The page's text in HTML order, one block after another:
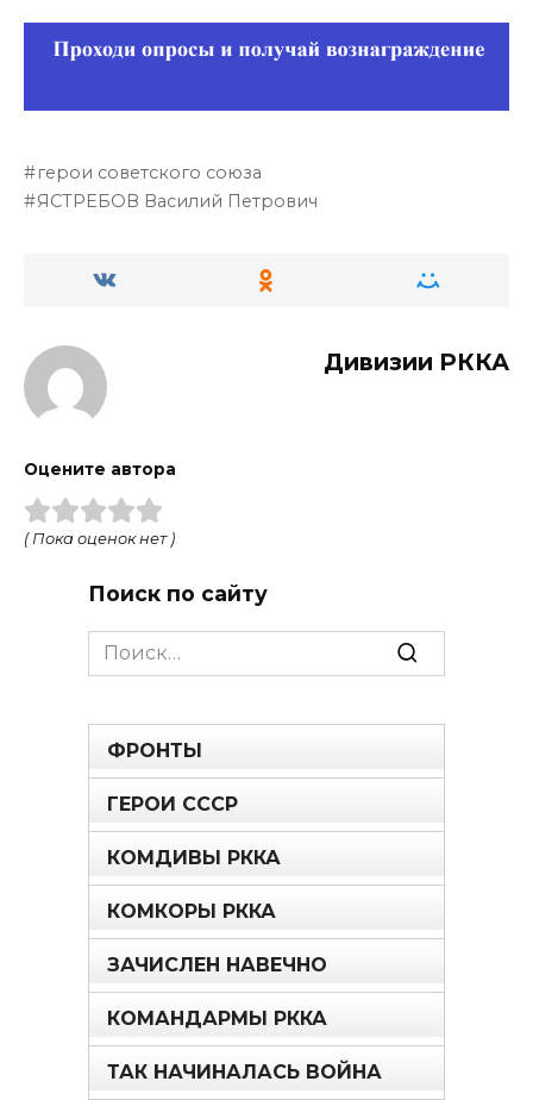
герои советского союза
ЯСТРЕБОВ Василий Петрович
Дивизии РККА
Оцените автора
( Пока оценок нет )
Поиск по сайту
Search
for:
ФРОНТЫ
ГЕРОИ СССР
КОМДИВЫ РККА
КОМКОРЫ РККА
ЗАЧИСЛЕН НАВЕЧНО
КОМАНДАРМЫ РККА
ТАК НАЧИНАЛАСЬ ВОЙНА